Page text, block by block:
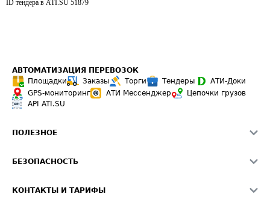
ID тендера в ATI.SU 51879
АВТОМАТИЗАЦИЯ ПЕРЕВОЗОК
Площадки
Заказы Торги Тендеры
АТИ-Доки
GPS-мониторинг
АТИ Мессенджер
Цепочки грузов
API ATI.SU
ПОЛЕЗНОЕ
Звезды ATI.SU на вашем сайте
БЕЗОПАСНОСТЬ
КОНТАКТЫ И ТАРИФЫ